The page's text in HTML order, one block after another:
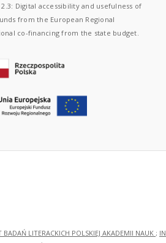
2.3: Digital accessibility and usefulness of
from the European Regional
co-financing from the state budget.
BADAŃ LITERACKICH POLSKIEJ AKADEMII NAUK ;